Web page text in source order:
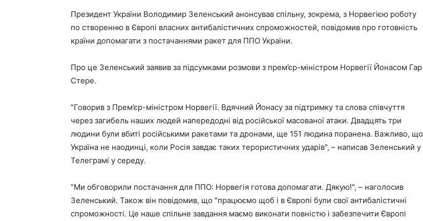
Президент України Володимир Зеленський анонсував спільну, зокрема, з Норвегією роботу
по створенню в Європі власних антибалістичних спроможностей, повідомив про готовність
країни допомагати з постачаннями ракет для ППО України.
Про це Зеленський заявив за підсумками розмови з прем’єр-міністром Норвегії Йонасом Гар
Стере.
"Говорив з Прем’єр-міністром Норвегії. Вдячний Йонасу за підтримку та слова співчуття
через загибель наших людей напередодні від російської масованої атаки. Двадцять три
людини були вбиті російськими ракетами та дронами, ще 151 людина поранена. Важливо, що
Україна не наодинці, коли Росія завдає таких терористичних ударів", – написав Зеленський у
Телеграмі у середу.
"Ми обговорили постачання для ППО: Норвегія готова допомагати. Дякую!", – наголосив
Зеленський. Також він повідомив, що "працюємо щоб і в Європі були свої антибалістичні
спроможності. Це наше спільне завдання маємо виконати повністю і забезпечити Європі